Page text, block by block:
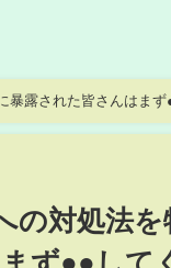
暴露された皆さんはまず
の対処法を
ず●●して